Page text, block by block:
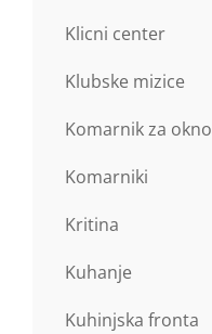
Klicni center
Klubske mizice
Komarnik za okno
Komarniki
Kritina
Kuhanje
Kuhinjska fronta